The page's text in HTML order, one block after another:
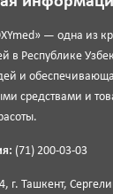
— одна из
в Республике
и
средствами и
(71) 200-03-03
г. Ташкент,